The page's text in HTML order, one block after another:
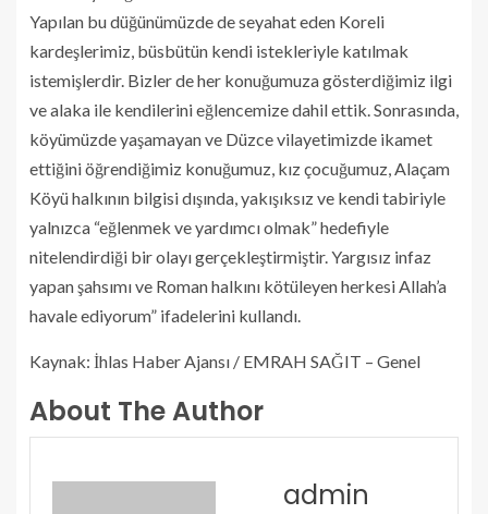
Yapılan bu düğünümüzde de seyahat eden Koreli
kardeşlerimiz, büsbütün kendi istekleriyle katılmak
istemişlerdir. Bizler de her konuğumuza gösterdiğimiz ilgi
ve alaka ile kendilerini eğlencemize dahil ettik. Sonrasında,
köyümüzde yaşamayan ve Düzce vilayetimizde ikamet
ettiğini öğrendiğimiz konuğumuz, kız çocuğumuz, Alaçam
Köyü halkının bilgisi dışında, yakışıksız ve kendi tabiriyle
yalnızca “eğlenmek ve yardımcı olmak” hedefiyle
nitelendirdiği bir olayı gerçekleştirmiştir. Yargısız infaz
yapan şahsımı ve Roman halkını kötüleyen herkesi Allah’a
havale ediyorum” ifadelerini kullandı.
Kaynak: İhlas Haber Ajansı / EMRAH SAĞIT – Genel
About The Author
admin